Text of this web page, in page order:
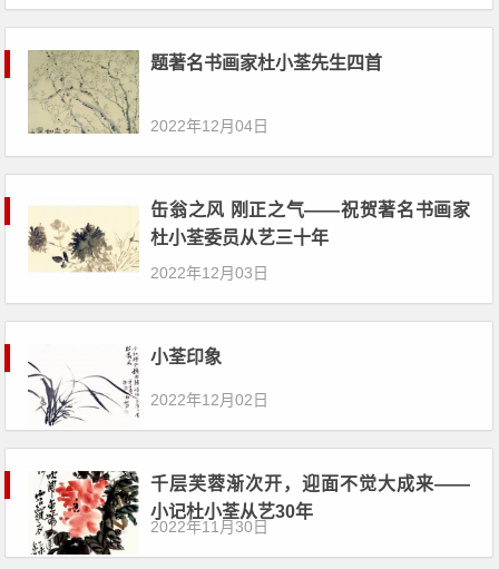
题著名书画家杜小荃先生四首
2022年12月04日
缶翁之风 刚正之气——祝贺著名书画家
杜小荃委员从艺三十年
2022年12月03日
小荃印象
2022年12月02日
千层芙蓉渐次开，迎面不觉大成来——
小记杜小荃从艺30年
2022年11月30日